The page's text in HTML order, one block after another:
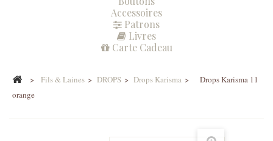
Accessoires
Patrons
Livres
Carte Cadeau
> Fils & Laines > DROPS > Drops Karisma >
Drops Karisma 11
orange